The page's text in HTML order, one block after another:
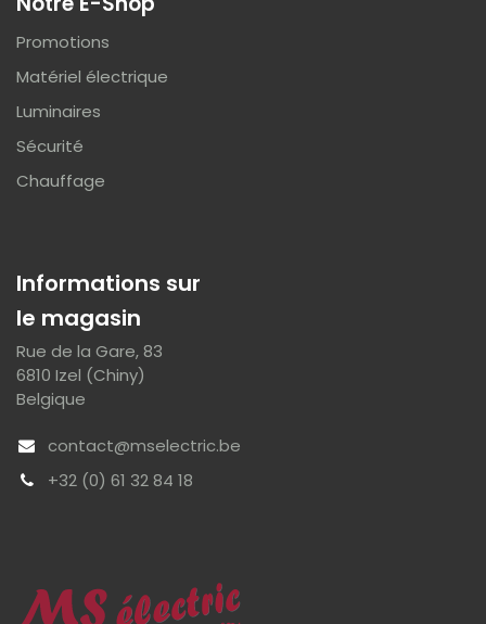
Informations sur
le magasin
Rue de la Gare, 83
6810 Izel (Chiny)
Belgique
contact@mselectric.be
+32 (0) 61 32 84 18
Promotions
Matériel électrique
Luminaires
Sécurité
Chauffage